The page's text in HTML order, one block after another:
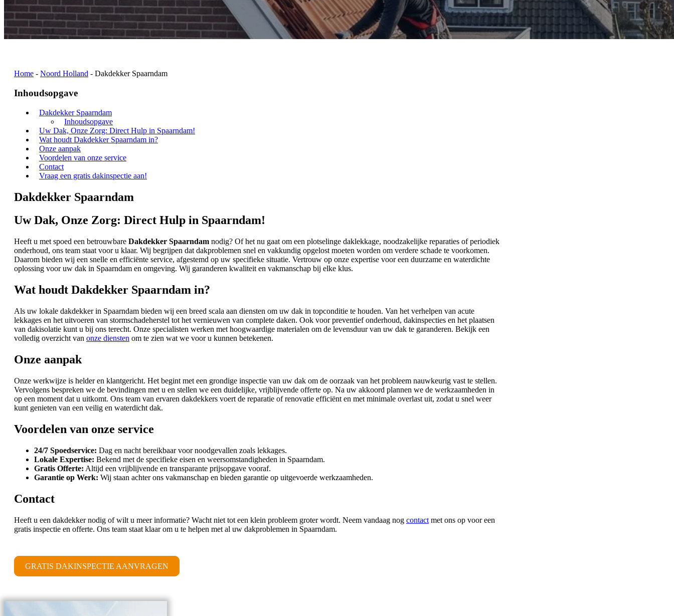
Home - Noord Holland - Dakdekker Spaarndam
Inhoudsopgave
Dakdekker Spaarndam
Inhoudsopgave
Uw Dak, Onze Zorg: Direct Hulp in Spaarndam!
Wat houdt Dakdekker Spaarndam in?
Onze aanpak
Voordelen van onze service
Contact
Vraag een gratis dakinspectie aan!
Dakdekker Spaarndam
Uw Dak, Onze Zorg: Direct Hulp in Spaarndam!
Heeft u met spoed een betrouwbare Dakdekker Spaarndam nodig? Of het nu gaat om een plotselinge daklekkage, noodzakelijke reparaties of periodiek
onderhoud, ons team staat voor u klaar. Wij begrijpen dat dakproblemen snel en vakkundig opgelost moeten worden om verdere schade te voorkomen.
Daarom bieden wij een snelle en efficiënte service, afgestemd op uw specifieke situatie. Vertrouw op onze expertise voor een duurzame en waterdichte
oplossing voor uw dak in Spaarndam en omgeving. Wij garanderen kwaliteit en vakmanschap bij elke klus.
Wat houdt Dakdekker Spaarndam in?
Als uw lokale dakdekker in Spaarndam bieden wij een breed scala aan diensten om uw dak in topconditie te houden. Van het verhelpen van acute
lekkages en het uitvoeren van stormschadeherstel tot het vernieuwen van complete daken. Ook voor preventief onderhoud, dakinspecties en het plaatsen
van dakisolatie kunt u bij ons terecht. Onze specialisten werken met hoogwaardige materialen om de levensduur van uw dak te garanderen. Bekijk een
volledig overzicht van onze diensten om te zien wat we voor u kunnen betekenen.
Onze aanpak
Onze werkwijze is helder en klantgericht. Het begint met een grondige inspectie van uw dak om de oorzaak van het probleem nauwkeurig vast te stellen.
Vervolgens bespreken we de bevindingen met u en stellen we een duidelijke, vrijblijvende offerte op. Na uw akkoord plannen we de werkzaamheden in
op een moment dat u uitkomt. Ons team van ervaren dakdekkers voert de reparatie of renovatie efficiënt en met minimale overlast uit, zodat u snel weer
kunt genieten van een veilig en waterdicht dak.
Voordelen van onze service
24/7 Spoedservice: Dag en nacht bereikbaar voor noodgevallen zoals lekkages.
Lokale Expertise: Bekend met de specifieke eisen en weersomstandigheden in Spaarndam.
Gratis Offerte: Altijd een vrijblijvende en transparante prijsopgave vooraf.
Garantie op Werk: Wij staan achter ons vakmanschap en bieden garantie op uitgevoerde werkzaamheden.
Contact
Heeft u een dakdekker nodig of wilt u meer informatie? Wacht niet tot een klein probleem groter wordt. Neem vandaag nog contact met ons op voor een
gratis inspectie en offerte. Ons team staat klaar om u te helpen met al uw dakproblemen in Spaarndam.
GRATIS DAKINSPECTIE AANVRAGEN